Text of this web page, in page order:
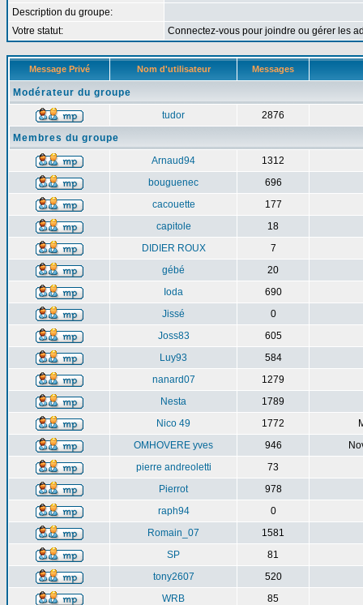
Description du groupe:
Votre statut:
Connectez-vous pour joindre ou gérer les
Message Privé Nom d'utilisateur Messages
Modérateur du groupe
tudor
2876
Membres du groupe
Arnaud94
1312
bouguenec
696
cacouette
177
capitole
18
DIDIER ROUX
7
gébé
20
Ioda
690
Jissé
0
Joss83
605
Luy93
584
nanard07
1279
Nesta
1789
Nico 49
1772
OMHOVERE yves
946
pierre andreoletti
73
Pierrot
978
raph94
0
Romain_07
1581
SP
81
tony2607
520
WRB
85